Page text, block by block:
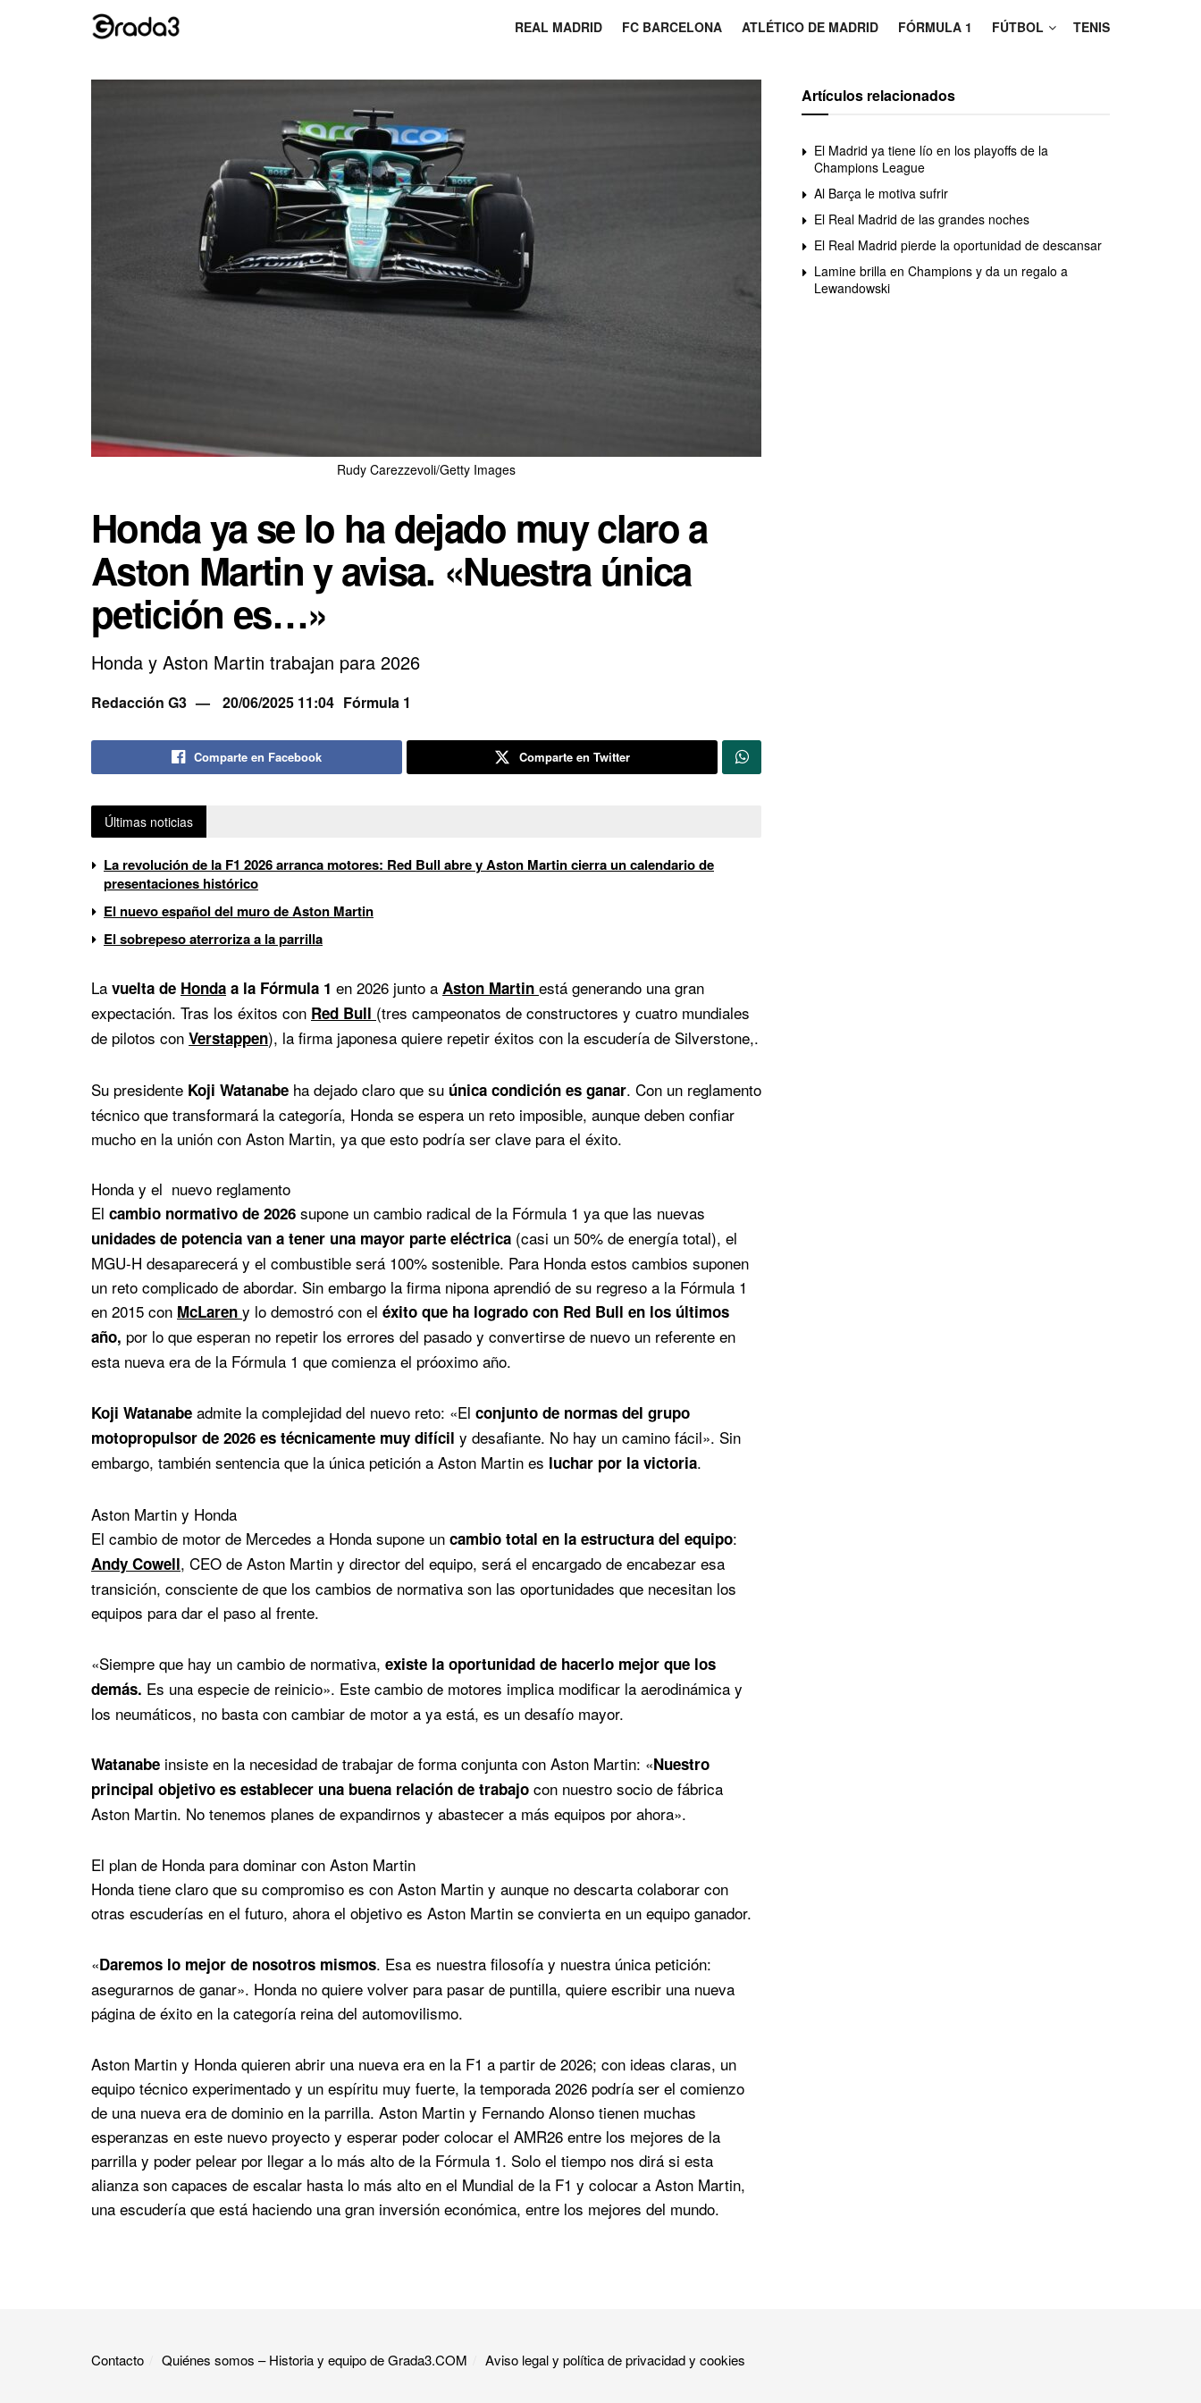
REAL MADRID FC BARCELONA ATLÉTICO DE MADRID FÓRMULA 1 FÚTBOL TENIS
Rudy Carezzevoli/Getty Images
Honda ya se lo ha dejado muy claro a
Aston Martin y avisa. «Nuestra única
petición es…»
Honda y Aston Martin trabajan para 2026
Redacción G3 20/06/2025 11:04 Fórmula 1
Comparte en Facebook Comparte en Twitter
Últimas noticias
La revolución de la F1 2026 arranca motores: Red Bull abre y Aston Martin cierra un calendario de
presentaciones histórico
El nuevo español del muro de Aston Martin
El sobrepeso aterroriza a la parrilla
La vuelta de Honda a la Fórmula 1 en 2026 junto a Aston Martin está generando una gran
expectación. Tras los éxitos con Red Bull (tres campeonatos de constructores y cuatro mundiales
de pilotos con Verstappen), la firma japonesa quiere repetir éxitos con la escudería de Silverstone,.
Su presidente Koji Watanabe ha dejado claro que su única condición es ganar. Con un reglamento
técnico que transformará la categoría, Honda se espera un reto imposible, aunque deben confiar
mucho en la unión con Aston Martin, ya que esto podría ser clave para el éxito.
Honda y el nuevo reglamento
El cambio normativo de 2026 supone un cambio radical de la Fórmula 1 ya que las nuevas
unidades de potencia van a tener una mayor parte eléctrica (casi un 50% de energía total), el
MGU-H desaparecerá y el combustible será 100% sostenible. Para Honda estos cambios suponen
un reto complicado de abordar. Sin embargo la firma nipona aprendió de su regreso a la Fórmula 1
en 2015 con McLaren y lo demostró con el éxito que ha logrado con Red Bull en los últimos
año, por lo que esperan no repetir los errores del pasado y convertirse de nuevo un referente en
esta nueva era de la Fórmula 1 que comienza el próoximo año.
Koji Watanabe admite la complejidad del nuevo reto: «El conjunto de normas del grupo
motopropulsor de 2026 es técnicamente muy difícil y desafiante. No hay un camino fácil». Sin
embargo, también sentencia que la única petición a Aston Martin es luchar por la victoria.
Aston Martin y Honda
El cambio de motor de Mercedes a Honda supone un cambio total en la estructura del equipo:
Andy Cowell, CEO de Aston Martin y director del equipo, será el encargado de encabezar esa
transición, consciente de que los cambios de normativa son las oportunidades que necesitan los
equipos para dar el paso al frente.
«Siempre que hay un cambio de normativa, existe la oportunidad de hacerlo mejor que los
demás. Es una especie de reinicio». Este cambio de motores implica modificar la aerodinámica y
los neumáticos, no basta con cambiar de motor a ya está, es un desafío mayor.
Watanabe insiste en la necesidad de trabajar de forma conjunta con Aston Martin: «Nuestro
principal objetivo es establecer una buena relación de trabajo con nuestro socio de fábrica
Aston Martin. No tenemos planes de expandirnos y abastecer a más equipos por ahora».
El plan de Honda para dominar con Aston Martin
Honda tiene claro que su compromiso es con Aston Martin y aunque no descarta colaborar con
otras escuderías en el futuro, ahora el objetivo es Aston Martin se convierta en un equipo ganador.
«Daremos lo mejor de nosotros mismos. Esa es nuestra filosofía y nuestra única petición:
asegurarnos de ganar». Honda no quiere volver para pasar de puntilla, quiere escribir una nueva
página de éxito en la categoría reina del automovilismo.
Aston Martin y Honda quieren abrir una nueva era en la F1 a partir de 2026; con ideas claras, un
equipo técnico experimentado y un espíritu muy fuerte, la temporada 2026 podría ser el comienzo
de una nueva era de dominio en la parrilla. Aston Martin y Fernando Alonso tienen muchas
esperanzas en este nuevo proyecto y esperar poder colocar el AMR26 entre los mejores de la
parrilla y poder pelear por llegar a lo más alto de la Fórmula 1. Solo el tiempo nos dirá si esta
alianza son capaces de escalar hasta lo más alto en el Mundial de la F1 y colocar a Aston Martin,
una escudería que está haciendo una gran inversión económica, entre los mejores del mundo.
Artículos relacionados
El Madrid ya tiene lío en los playoffs de la
Champions League
Al Barça le motiva sufrir
El Real Madrid de las grandes noches
El Real Madrid pierde la oportunidad de descansar
Lamine brilla en Champions y da un regalo a
Lewandowski
Contacto Quiénes somos – Historia y equipo de Grada3.COM Aviso legal y política de privacidad y cookies​